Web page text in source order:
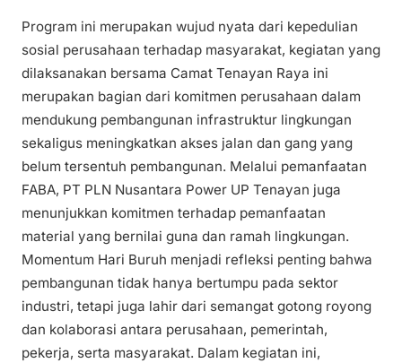
Program ini merupakan wujud nyata dari kepedulian
sosial perusahaan terhadap masyarakat, kegiatan yang
dilaksanakan bersama Camat Tenayan Raya ini
merupakan bagian dari komitmen perusahaan dalam
mendukung pembangunan infrastruktur lingkungan
sekaligus meningkatkan akses jalan dan gang yang
belum tersentuh pembangunan. Melalui pemanfaatan
FABA, PT PLN Nusantara Power UP Tenayan juga
menunjukkan komitmen terhadap pemanfaatan
material yang bernilai guna dan ramah lingkungan.
Momentum Hari Buruh menjadi refleksi penting bahwa
pembangunan tidak hanya bertumpu pada sektor
industri, tetapi juga lahir dari semangat gotong royong
dan kolaborasi antara perusahaan, pemerintah,
pekerja, serta masyarakat. Dalam kegiatan ini,